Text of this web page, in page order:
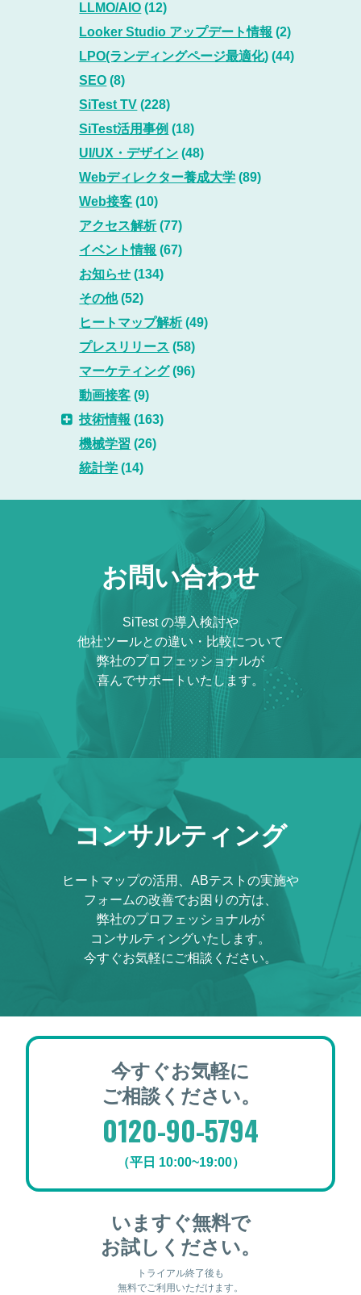
LLMO/AIO (12)
Looker Studio アップデート情報 (2)
LPO(ランディングページ最適化) (44)
SEO (8)
SiTest TV (228)
SiTest活用事例 (18)
UI/UX・デザイン (48)
Webディレクター養成大学 (89)
Web接客 (10)
アクセス解析(77)
イベント情報 (67)
お知らせ (134)
その他(52)
ヒートマップ解析(49)
プレスリリース (58)
マーケティング(96)
動画接客 (9)
技術情報 (163)
機械学習 (26)
統計学 (14)
お問い合わせ
SiTest の導入検討や
他社ツールとの違い・比較について
弊社のプロフェッショナルが
喜んでサポートいたします。
コンサルティング
ヒートマップの活用、ABテストの実施や
フォームの改善でお困りの方は、
弊社のプロフェッショナルが
コンサルティングいたします。
今すぐお気軽にご相談ください。
今すぐお気軽に
ご相談ください。
0120-90-5794
（平日 10:00~19:00）
いますぐ無料で
お試しください。
トライアル終了後も
無料でご利用いただけます。